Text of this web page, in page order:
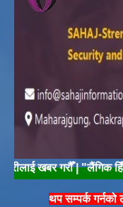
गरौँ | "लैंगिक हिँसा
थप सम्पर्क गर्नको